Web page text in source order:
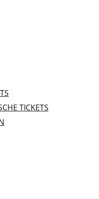
TICKETS